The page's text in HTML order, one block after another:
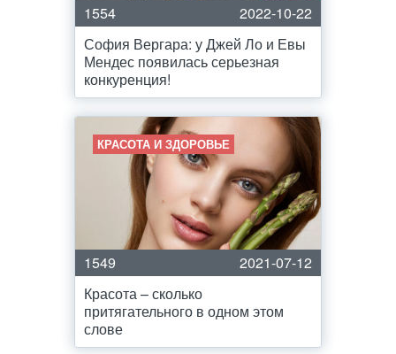
1554
2022-10-22
София Вергара: у Джей Ло и Евы
Мендес появилась серьезная
конкуренция!
КРАСОТА И ЗДОРОВЬЕ
1549
2021-07-12
Красота – сколько
притягательного в одном этом
слове